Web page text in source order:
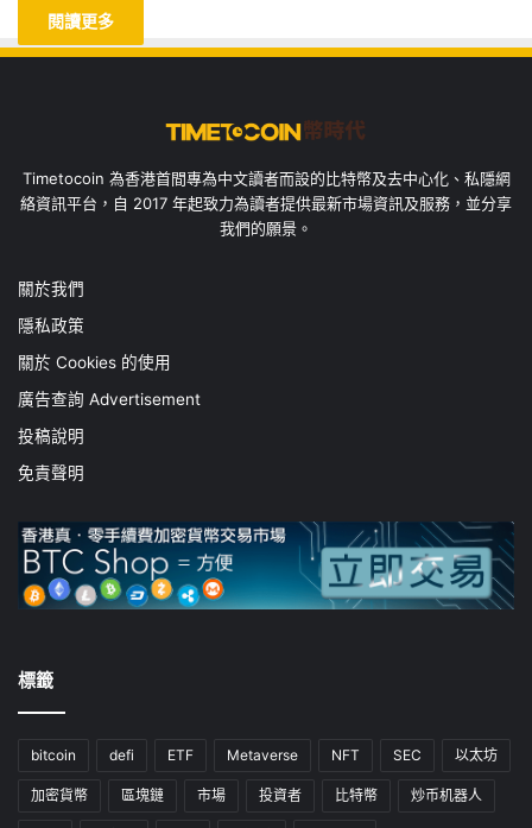
閱讀更多
Timetocoin 為香港首間專為中文讀者而設的比特幣及去中心化、私隱網
絡資訊平台，自 2017 年起致力為讀者提供最新市場資訊及服務，並分享
我們的願景。
關於我們
隱私政策
關於 Cookies 的使用
廣告查詢 Advertisement
投稿說明
免責聲明
標籤
bitcoin defi ETF Metaverse NFT SEC 以太坊
加密貨幣 區塊鏈 市場 投資者 比特幣 炒币机器人